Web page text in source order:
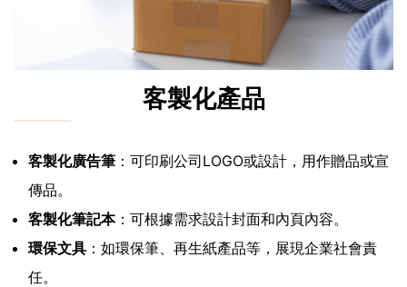
客製化產品
客製化廣告筆 ：可印刷公司LOGO或設計，用作贈品或宣
傳品。
客製化筆記本：可根據需求設計封面和內頁內容。
環保文具 ：如環保筆、再生紙產品等，展現企業社會責
任。